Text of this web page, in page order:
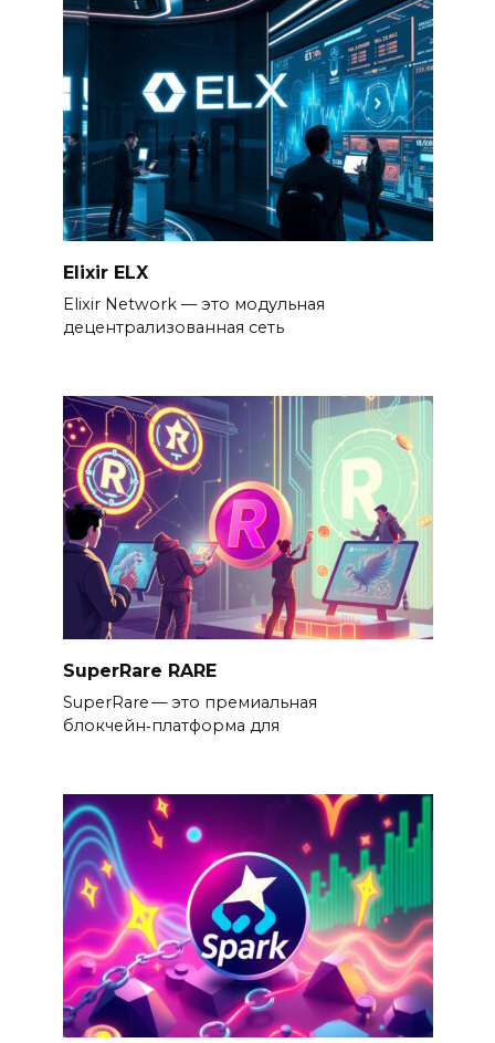
Elixir ELX
Elixir Network — это модульная
децентрализованная сеть
SuperRare RARE
SuperRare — это премиальная
блокчейн‑платформа для